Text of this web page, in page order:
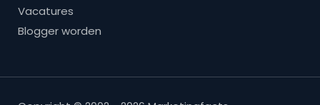
Vacatures
Blogger worden